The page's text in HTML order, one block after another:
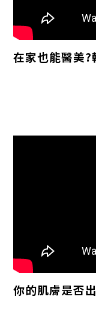
在家也能醫美?
你的肌膚是否